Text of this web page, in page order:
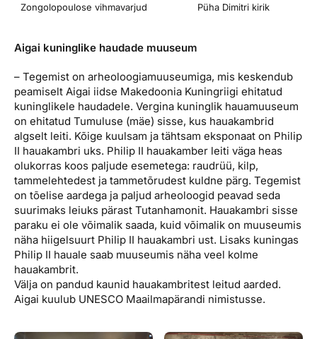
Zongolopoulose vihmavarjud Püha Dimitri kirik
Aigai kuninglike haudade muuseum
– Tegemist on arheoloogiamuuseumiga, mis keskendub
peamiselt Aigai iidse Makedoonia Kuningriigi ehitatud
kuninglikele haudadele. Vergina kuninglik hauamuuseum
on ehitatud Tumuluse (mäe) sisse, kus hauakambrid
algselt leiti. Kõige kuulsam ja tähtsam eksponaat on Philip
II hauakambri uks. Philip II hauakamber leiti väga heas
olukorras koos paljude esemetega: raudrüü, kilp,
tammelehtedest ja tammetõrudest kuldne pärg. Tegemist
on tõelise aardega ja paljud arheoloogid peavad seda
suurimaks leiuks pärast Tutanhamonit. Hauakambri sisse
paraku ei ole võimalik saada, kuid võimalik on muuseumis
näha hiigelsuurt Philip II hauakambri ust. Lisaks kuningas
Philip II hauale saab muuseumis näha veel kolme
hauakambrit.
Välja on pandud kaunid hauakambritest leitud aarded.
Aigai kuulub UNESCO Maailmapärandi nimistusse.